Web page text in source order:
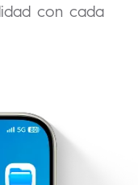
con cada